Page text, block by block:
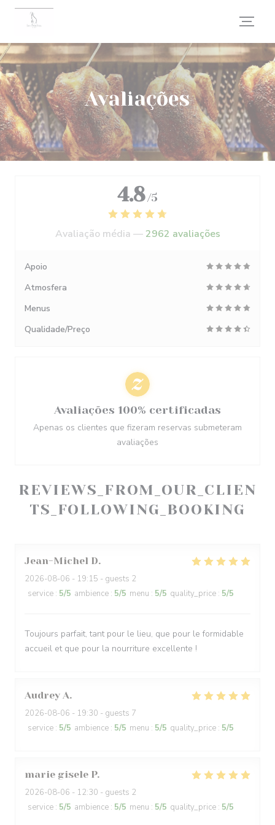
Painel de Gerenciamento de Cookies
Avaliações
REVIEWS_FROM_OUR_CLIEN
TS_FOLLOWING_BOOKING
Jean-Michel D
2026-08-06 - 19:15 - guests 2
service : 5/5 ambience : 5/5 menu : 5/5 quality_price : 5/5
Toujours parfait, tant pour le lieu, que pour le formidable
accueil et que pour la nourriture excellente !
Audrey A
2026-08-06 - 19:30 - guests 7
service : 5/5 ambience : 5/5 menu : 5/5 quality_price : 5/5
marie gisele P
2026-08-06 - 12:30 - guests 2
service : 5/5 ambience : 5/5 menu : 5/5 quality_price : 5/5
4.8 /5
Avaliação média —2962 avaliações
Apoio
Atmosfera
Menus
Qualidade/Preço
Avaliações 100% certificadas
Apenas os clientes que fizeram reservas submeteram
avaliações